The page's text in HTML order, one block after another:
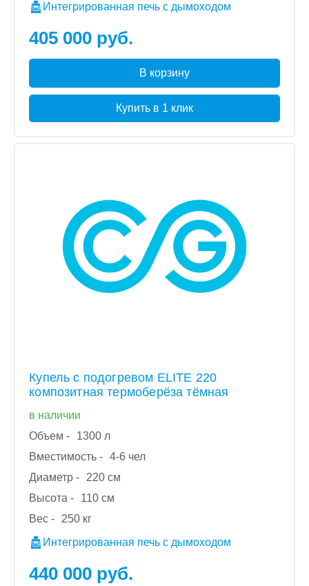
Интегрированная печь с дымоходом
405 000 руб.
В корзину
Купить в 1 клик
Купель с подогревом ELITE 220
композитная термоберёза тёмная
в наличии
Объем -
1300 л
Вместимость - 4-6 чел
Диаметр -
220 см
Высота -
110 см
Вес -
250 кг
Интегрированная печь с дымоходом
440 000 руб.